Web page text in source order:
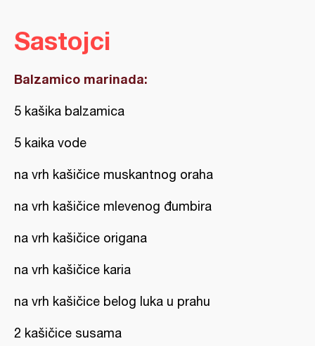
Sastojci
Balzamico marinada:
5 kašika balzamica
5 kaika vode
na vrh kašičice muskantnog oraha
na vrh kašičice mlevenog đumbira
na vrh kašičice origana
na vrh kašičice karia
na vrh kašičice belog luka u prahu
2 kašičice susama